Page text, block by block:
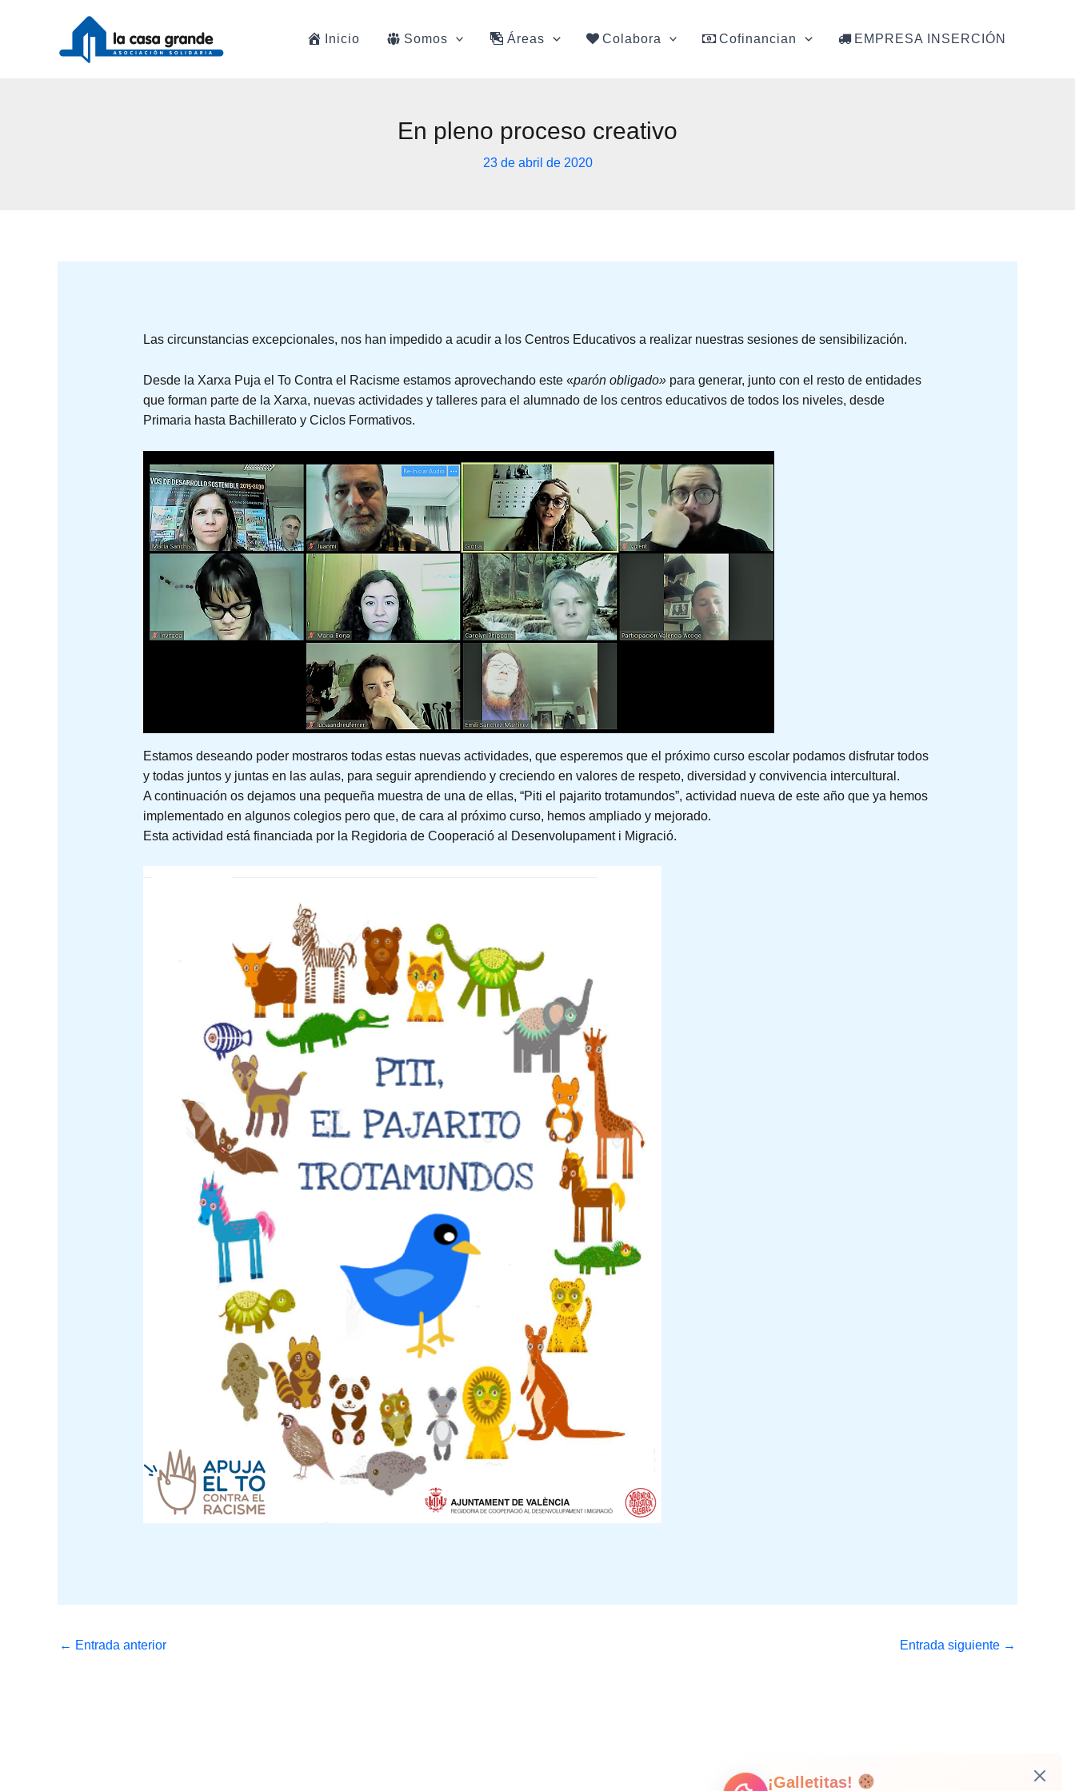
Inicio Somos Áreas Colabora Cofinancian EMPRESA INSERCIÓN
En pleno proceso creativo
23 de abril de 2020
Las circunstancias excepcionales, nos han impedido a acudir a los Centros Educativos a realizar nuestras sesiones de sensibilización.
Desde la Xarxa Puja el To Contra el Racisme estamos aprovechando este «parón obligado» para generar, junto con el resto de entidades
que forman parte de la Xarxa, nuevas actividades y talleres para el alumnado de los centros educativos de todos los niveles, desde
Primaria hasta Bachillerato y Ciclos Formativos.
Estamos deseando poder mostraros todas estas nuevas actividades, que esperemos que el próximo curso escolar podamos disfrutar todos
y todas juntos y juntas en las aulas, para seguir aprendiendo y creciendo en valores de respeto, diversidad y convivencia intercultural.
A continuación os dejamos una pequeña muestra de una de ellas, “Piti el pajarito trotamundos”, actividad nueva de este año que ya hemos
implementado en algunos colegios pero que, de cara al próximo curso, hemos ampliado y mejorado.
Esta actividad está financiada por la Regidoria de Cooperació al Desenvolupament i Migració.
← Entrada anterior Entrada siguiente →
¡Galletitas!